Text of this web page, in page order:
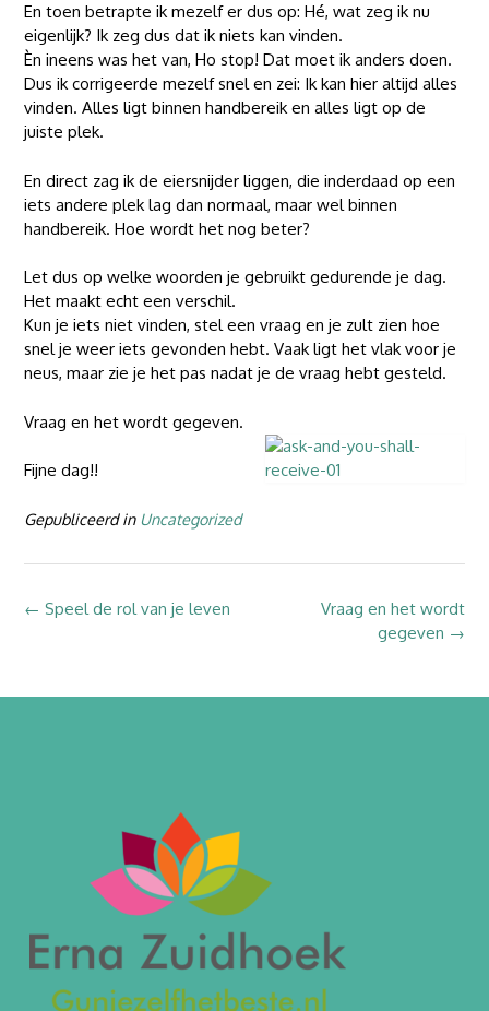
En toen betrapte ik mezelf er dus op: Hé, wat zeg ik nu
eigenlijk? Ik zeg dus dat ik niets kan vinden.
Èn ineens was het van, Ho stop! Dat moet ik anders doen.
Dus ik corrigeerde mezelf snel en zei: Ik kan hier altijd alles
vinden. Alles ligt binnen handbereik en alles ligt op de
juiste plek.
En direct zag ik de eiersnijder liggen, die inderdaad op een
iets andere plek lag dan normaal, maar wel binnen
handbereik. Hoe wordt het nog beter?
Let dus op welke woorden je gebruikt gedurende je dag.
Het maakt echt een verschil.
Kun je iets niet vinden, stel een vraag en je zult zien hoe
snel je weer iets gevonden hebt. Vaak ligt het vlak voor je
neus, maar zie je het pas nadat je de vraag hebt gesteld.
Vraag en het wordt gegeven.
Fijne dag!!
Gepubliceerd in Uncategorized
Bericht
Vraag en het wordt
gegeven →
← Speel de rol van je leven